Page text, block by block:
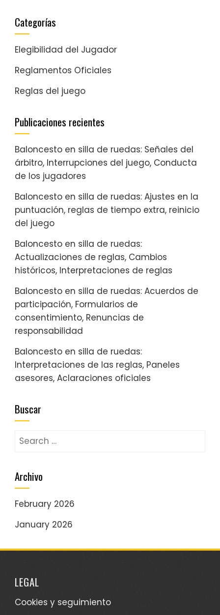
Categorías
Elegibilidad del Jugador
Reglamentos Oficiales
Reglas del juego
Publicaciones recientes
Baloncesto en silla de ruedas: Señales del
árbitro, Interrupciones del juego, Conducta
de los jugadores
Baloncesto en silla de ruedas: Ajustes en la
puntuación, reglas de tiempo extra, reinicio
del juego
Baloncesto en silla de ruedas:
Actualizaciones de reglas, Cambios
históricos, Interpretaciones de reglas
Baloncesto en silla de ruedas: Acuerdos de
participación, Formularios de
consentimiento, Renuncias de
responsabilidad
Baloncesto en silla de ruedas:
Interpretaciones de las reglas, Paneles
asesores, Aclaraciones oficiales
Buscar
Search
Archivo
February 2026
January 2026
LEGAL
Cookies y seguimiento